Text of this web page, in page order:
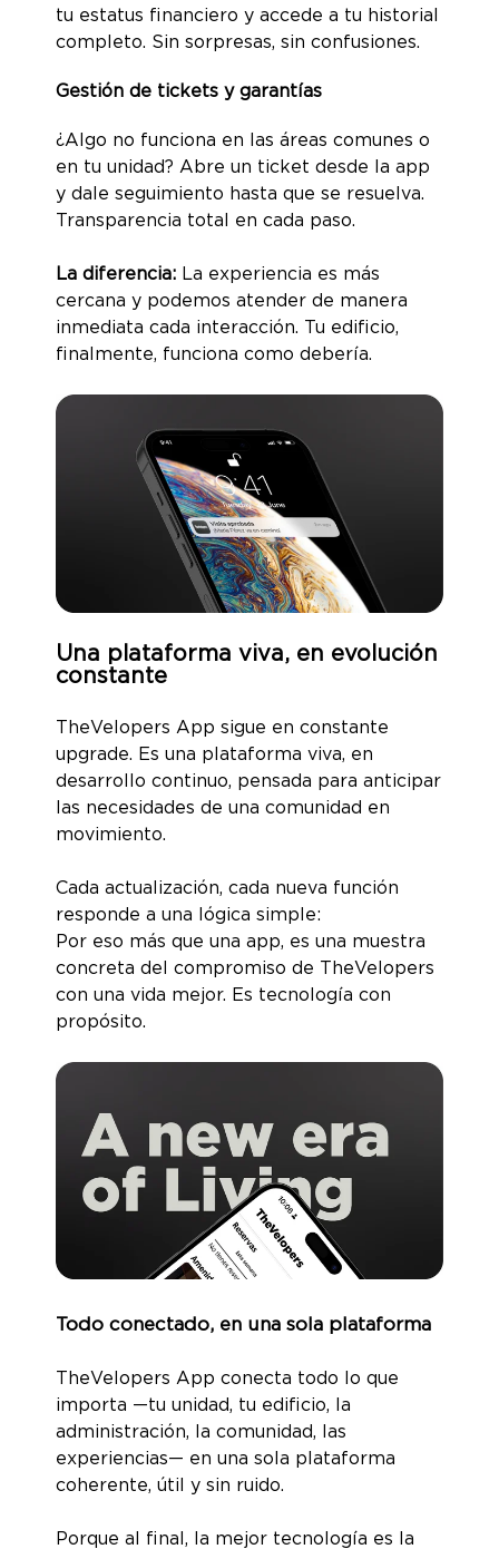
tu estatus financiero y accede a tu historial
completo. Sin sorpresas, sin confusiones.
Gestión de tickets y garantías
¿Algo no funciona en las áreas comunes o
en tu unidad? Abre un ticket desde la app
y dale seguimiento hasta que se resuelva.
Transparencia total en cada paso.
La diferencia: La experiencia es más
cercana y podemos atender de manera
inmediata cada interacción. Tu edificio,
finalmente, funciona como debería.
Una plataforma viva, en evolución
constante
TheVelopers App sigue en constante
upgrade. Es una plataforma viva, en
desarrollo continuo, pensada para anticipar
las necesidades de una comunidad en
movimiento.
Cada actualización, cada nueva función
responde a una lógica simple:
Por eso más que una app, es una muestra
concreta del compromiso de TheVelopers
con una vida mejor. Es tecnología con
propósito.
Todo conectado, en una sola plataforma
TheVelopers App conecta todo lo que
importa —tu unidad, tu edificio, la
administración, la comunidad, las
experiencias— en una sola plataforma
coherente, útil y sin ruido.
Porque al final, la mejor tecnología es la